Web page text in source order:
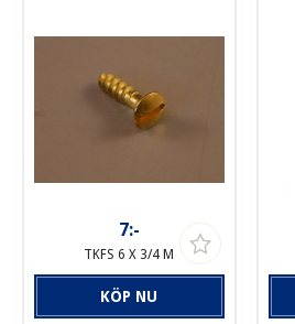
7:-
TKFS 6 X 3/4 M
KÖP NU